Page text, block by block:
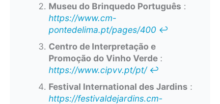
Museu do Brinquedo Português :
https://www.cm-
pontedelima.pt/pages/400 ↩︎
Centro de Interpretação e
Promoção do Vinho Verde:
https://www.cipvv.pt/pt/ ↩︎
Festival International des Jardins :
https://festivaldejardins.cm-